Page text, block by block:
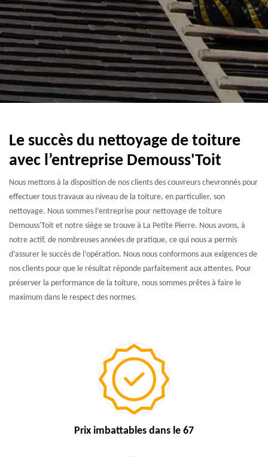
Le succès du nettoyage de toiture
avec l’entreprise Demouss'Toit
Nous mettons à la disposition de nos clients des couvreurs chevronnés pour
effectuer tous travaux au niveau de la toiture, en particulier, son
nettoyage. Nous sommes l’entreprise pour nettoyage de toiture
Demouss'Toit et notre siège se trouve à La Petite Pierre. Nous avons, à
notre actif, de nombreuses années de pratique, ce qui nous a permis
d’assurer le succès de l’opération. Nous nous conformons aux exigences de
nos clients pour que le résultat réponde parfaitement aux attentes. Pour
préserver la performance de la toiture, nous sommes prêtes à faire le
maximum dans le respect des normes.
Prix imbattables dans le 67